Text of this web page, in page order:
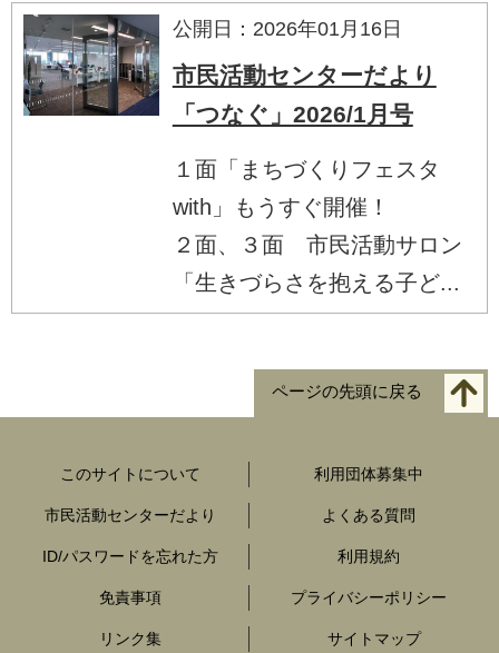
公開日：2026年01月16日
市民活動センターだより
「つなぐ」2026/1月号
１面「まちづくりフェスタ
with」もうすぐ開催！
２面、３面 市民活動サロン
「生きづらさを抱える子ど...
ページの先頭に戻る
このサイトについて 利用団体募集中
市民活動センターだより よくある質問
ID/パスワードを忘れた方 利用規約
免責事項 プライバシーポリシー
リンク集 サイトマップ